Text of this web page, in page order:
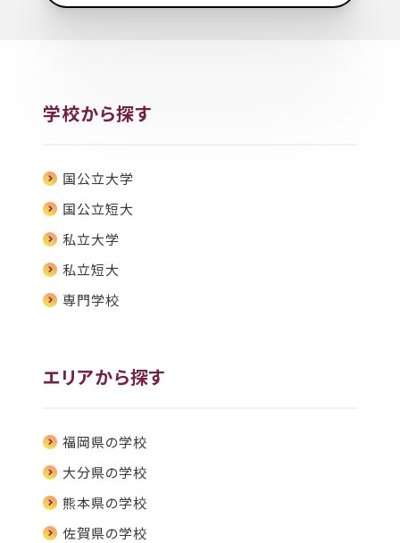
学校から探す
国公立大学
国公立短大
私立大学
私立短大
専門学校
エリアから探す
福岡県の学校
大分県の学校
熊本県の学校
佐賀県の学校